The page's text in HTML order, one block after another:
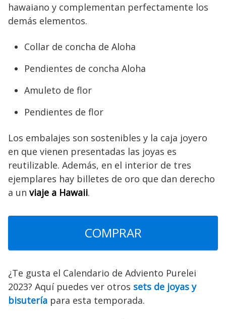
hawaiano y complementan perfectamente los
demás elementos.
Collar de concha de Aloha
Pendientes de concha Aloha
Amuleto de flor
Pendientes de flor
Los embalajes son sostenibles y la caja joyero
en que vienen presentadas las joyas es
reutilizable. Además, en el interior de tres
ejemplares hay billetes de oro que dan derecho
a un viaje a Hawaii.
COMPRAR
¿Te gusta el Calendario de Adviento Purelei
2023? Aquí puedes ver otros sets de joyas y
bisutería para esta temporada.